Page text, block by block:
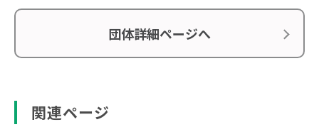
団体詳細ページへ
関連ページ